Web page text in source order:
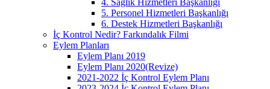
5. Personel Hizmetleri Başkanlığı
6. Destek Hizmetleri Başkanlığı
İç Kontrol Nedir? Farkındalık Filmi
Eylem Planları
Eylem Planı 2019
Eylem Planı 2020(Revize)
2021-2022 İç Kontrol Eylem Planı